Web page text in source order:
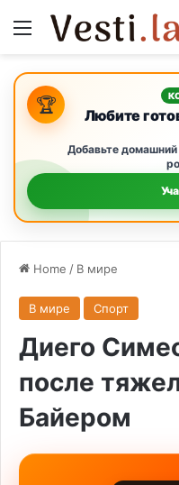
Menu
🏆 Любите
Добавьте домашний
Home / В мире
В мире Спорт
Диего
после
Байером